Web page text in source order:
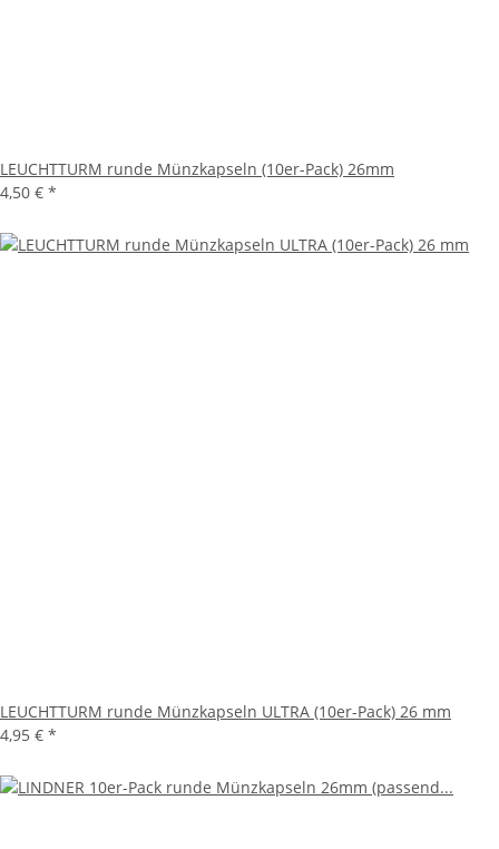
LEUCHTTURM runde Münzkapseln (10er-Pack) 26mm
4,50 € *
LEUCHTTURM runde Münzkapseln ULTRA (10er-Pack) 26 mm
4,95 € *